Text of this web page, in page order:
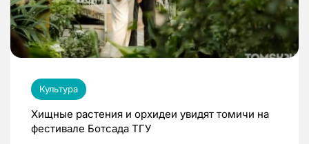
Культура
Хищные растения и орхидеи увидят томичи на
фестивале Ботсада ТГУ